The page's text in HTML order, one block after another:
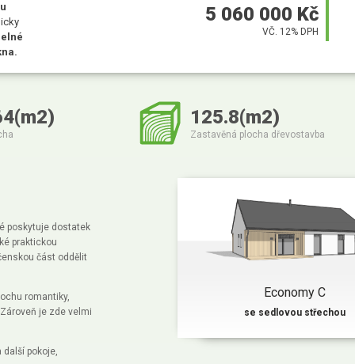
5 060 000 Kč
VČ. 12% DPH
Zastavěná plocha dřevostavba
125.8(m2)
poskytuje dostatek
praktickou
část oddělit
romantiky,
je zde velmi
pokoje,
Economy C
se sedlovou střechou